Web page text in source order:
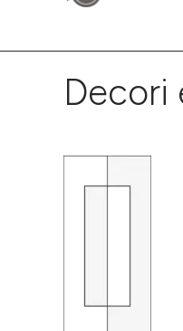
Decori